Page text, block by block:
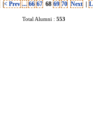
< Prev ... 66 67 68 69 70 Next
Total Alumni : 553